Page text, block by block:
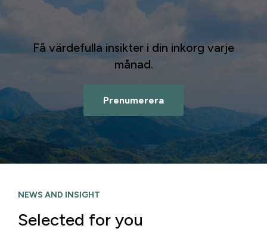
Få värdefulla insikter i din inkorg varje
månad.
Prenumerera
NEWS AND INSIGHT
Selected for you